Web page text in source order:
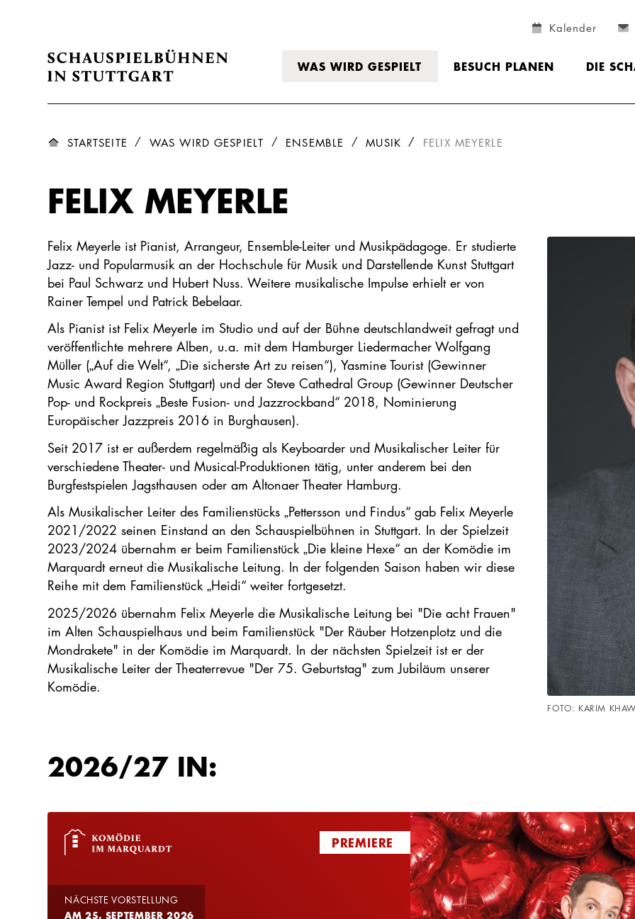
Kalender
WAS WIRD GESPIELT BESUCH PLANEN DIE
STARTSEITE WAS WIRD GESPIELT ENSEMBLE MUSIK FELIX MEYERLE
FELIX MEYERLE
Felix Meyerle ist Pianist, Arrangeur, Ensemble-Leiter und Musikpädagoge. Er studierte
Jazz- und Popularmusik an der Hochschule für Musik und Darstellende Kunst Stuttgart
bei Paul Schwarz und Hubert Nuss. Weitere musikalische Impulse erhielt er von
Rainer Tempel und Patrick Bebelaar.
Als Pianist ist Felix Meyerle im Studio und auf der Bühne deutschlandweit gefragt und
veröffentlichte mehrere Alben, u.a. mit dem Hamburger Liedermacher Wolfgang
Müller („Auf die Welt“, „Die sicherste Art zu reisen“), Yasmine Tourist (Gewinner
Music Award Region Stuttgart) und der Steve Cathedral Group (Gewinner Deutscher
Pop- und Rockpreis „Beste Fusion- und Jazzrockband“ 2018, Nominierung
Europäischer Jazzpreis 2016 in Burghausen).
Seit 2017 ist er außerdem regelmäßig als Keyboarder und Musikalischer Leiter für
verschiedene Theater- und Musical-Produktionen tätig, unter anderem bei den
Burgfestspielen Jagsthausen oder am Altonaer Theater Hamburg.
Als Musikalischer Leiter des Familienstücks „Pettersson und Findus“ gab Felix Meyerle
2021/2022 seinen Einstand an den Schauspielbühnen in Stuttgart. In der Spielzeit
2023/2024 übernahm er beim Familienstück „Die kleine Hexe“ an der Komödie im
Marquardt erneut die Musikalische Leitung. In der folgenden Saison haben wir diese
Reihe mit dem Familienstück „Heidi“ weiter fortgesetzt.
2025/2026 übernahm Felix Meyerle die Musikalische Leitung bei "Die acht Frauen"
im Alten Schauspielhaus und beim Familienstück "Der Räuber Hotzenplotz und die
Mondrakete" in der Komödie im Marquardt. In der nächsten Spielzeit ist er der
Musikalische Leiter der Theaterrevue "Der 75. Geburtstag" zum Jubiläum unserer
Komödie.
FOTO: KARIM
2026/27 IN:
PREMIERE
NÄCHSTE VORSTELLUNG
AM 25. SEPTEMBER 2026